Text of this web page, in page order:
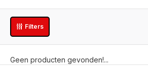
Filters
Geen producten gevonden!...